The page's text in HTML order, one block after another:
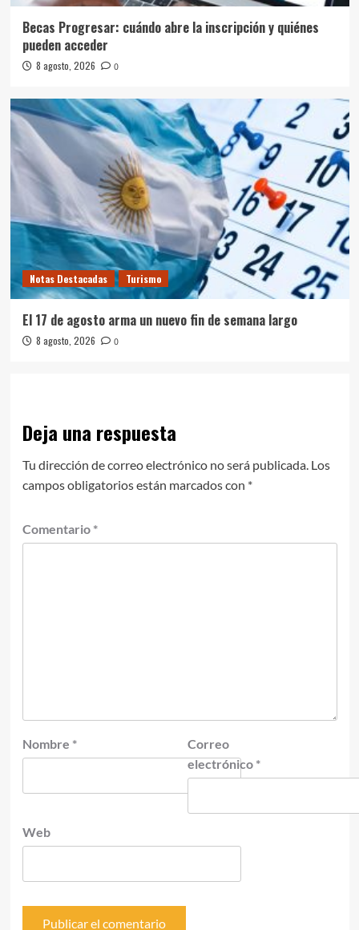
Becas Progresar: cuándo abre la inscripción y quiénes
pueden acceder
8 agosto, 2026 0
Notas Destacadas Turismo
El 17 de agosto arma un nuevo fin de semana largo
8 agosto, 2026 0
Deja una respuesta
Tu dirección de correo electrónico no será publicada. Los
campos obligatorios están marcados con *
Comentario *
Nombre *
Correo
electrónico *
Web